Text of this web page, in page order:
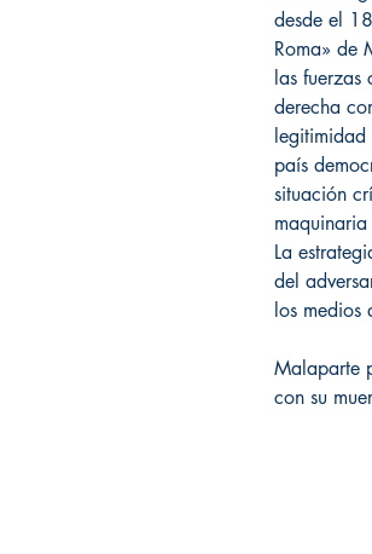
desde el
Roma» de
las fuerzas
derecha
legitimidad
país
situación
La
del
los medios
Malaparte
con su